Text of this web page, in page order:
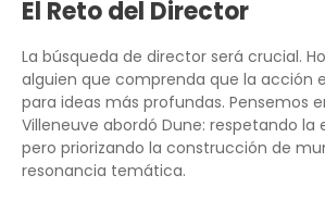
El Reto del Director
La búsqueda de director será crucial.
alguien que comprenda que la acción
para ideas más profundas. Pensemos
Villeneuve abordó Dune: respetando la
pero priorizando la construcción de
resonancia temática.